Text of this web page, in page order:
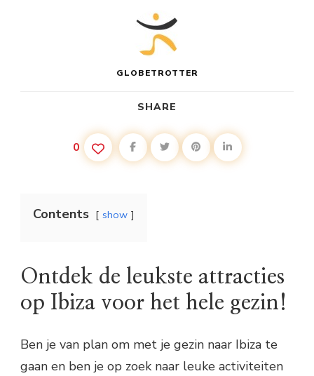
GLOBETROTTER
SHARE
0
Contents show
Ontdek de leukste attracties
op Ibiza voor het hele gezin!
Ben je van plan om met je gezin naar Ibiza te
gaan en ben je op zoek naar leuke activiteiten